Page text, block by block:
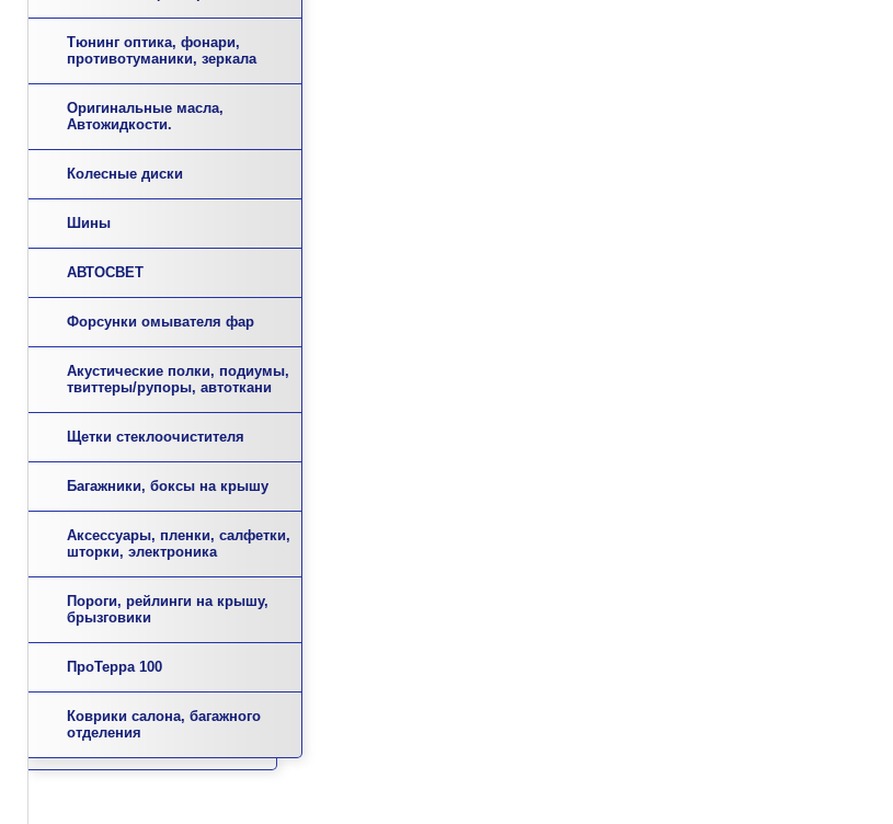
Тюнинг оптика, фонари,
противотуманики, зеркала
Оригинальные масла,
Автожидкости.
Колесные диски
Шины
АВТОСВЕТ
Форсунки омывателя фар
Акустические полки, подиумы,
твиттеры/рупоры, автоткани
Щетки стеклоочистителя
Багажники, боксы на крышу
Аксессуары, пленки, салфетки,
шторки, электроника
Пороги, рейлинги на крышу,
брызговики
ПроТерра 100
Коврики салона, багажного
отделения